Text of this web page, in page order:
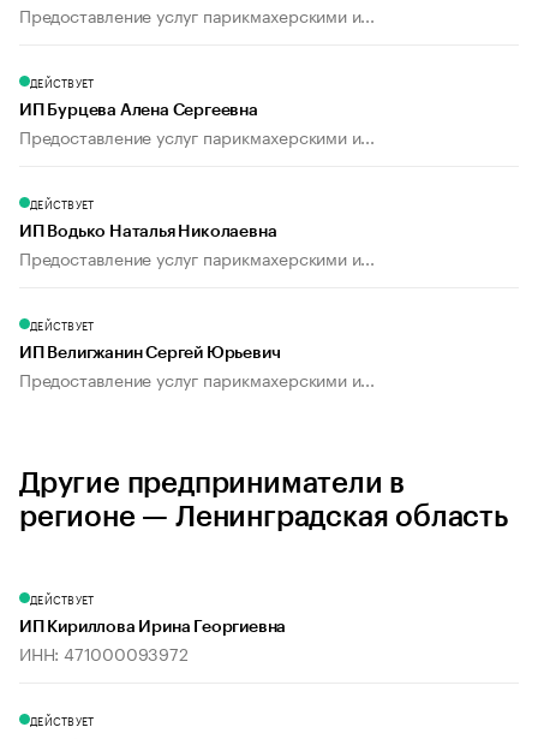
Предоставление услуг парикмахерскими и...
ДЕЙСТВУЕТ
ИП Бурцева Алена Сергеевна
Предоставление услуг парикмахерскими и...
ДЕЙСТВУЕТ
ИП Водько Наталья Николаевна
Предоставление услуг парикмахерскими и...
ДЕЙСТВУЕТ
ИП Велигжанин Сергей Юрьевич
Предоставление услуг парикмахерскими и...
Другие предприниматели в
регионе — Ленинградская область
ДЕЙСТВУЕТ
ИП Кириллова Ирина Георгиевна
ИНН: 471000093972
ДЕЙСТВУЕТ